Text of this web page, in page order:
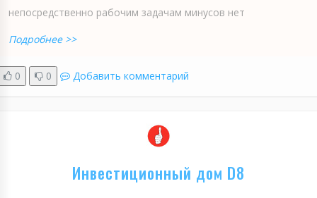
непосредственно рабочим задачам минусов нет
Подробнее >>
0 0 Добавить комментарий
Инвестиционный дом D8